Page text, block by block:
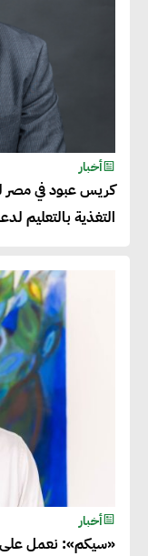
أخبار
التغذية بالتعليم
أخبار
«سيكم»: نعمل على